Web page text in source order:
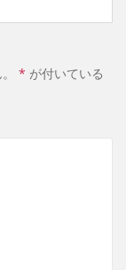
* が付いている